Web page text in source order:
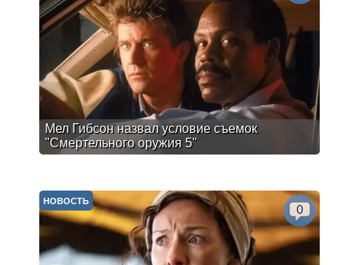
Мел Гибсон назвал условие съемок
"Смертельного оружия 5"
НОВОСТЬ
0